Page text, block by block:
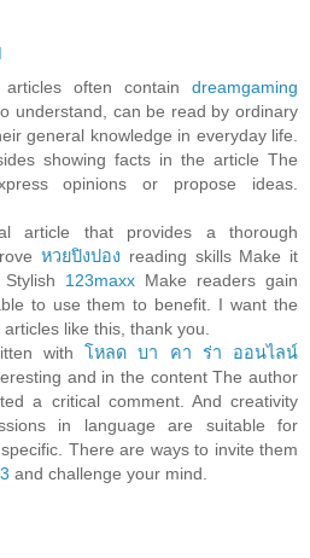
articles often contain dreamgaming
understand, can be read by ordinary
general knowledge in everyday life.
showing facts in the article The
opinions or propose ideas.
article that provides a thorough
หวยปิงปอง reading skills Make it
123maxx Make readers gain
to use them to benefit. I want the
like this, thank you.
withโหลด บา คา ร่า ออนไลน์
and in the content The author
a critical comment. And creativity
in language are suitable for
There are ways to invite them
and challenge your mind.